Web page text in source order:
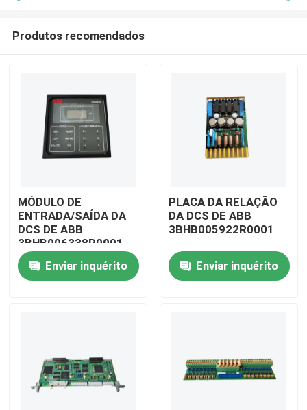
Produtos
Produtos recomendados
MÓDULO DE
ENTRADA/SAÍDA DA
DCS DE ABB
3BHB006338R0001
Enviar inquérito
PLACA DA RELAÇÃO
DA DCS DE ABB
3BHB005922R0001
Enviar inquérito